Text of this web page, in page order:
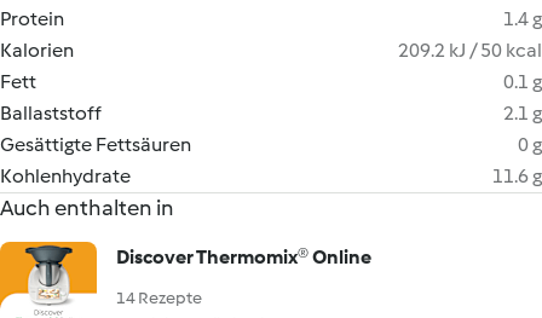
Protein
1.4 g
Kalorien
209.2 kJ / 50 kcal
Fett
0.1 g
Ballaststoff
2.1 g
Gesättigte Fettsäuren
0 g
Kohlenhydrate
11.6 g
Auch enthalten in
Discover Thermomix® Online
14 Rezepte